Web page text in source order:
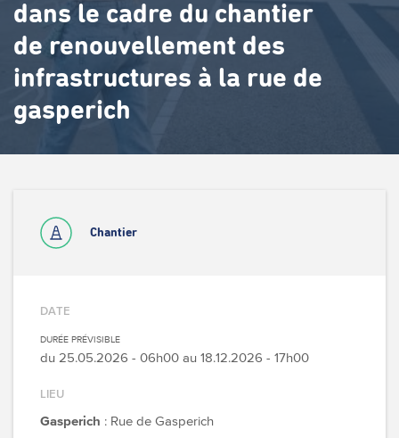
dans le cadre du chantier
de renouvellement des
infrastructures à la rue de
gasperich
Chantier
DATE
DURÉE PRÉVISIBLE
du 25.05.2026 - 06h00 au 18.12.2026 - 17h00
LIEU
Gasperich : Rue de Gasperich